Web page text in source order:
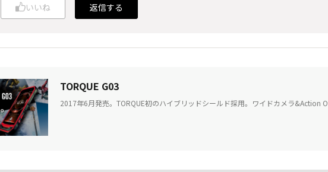
いいね 返信する
TORQUE G03
2017年6月発売。TORQUE初のハイブリッドシールド採用。ワイドカメラ&Action